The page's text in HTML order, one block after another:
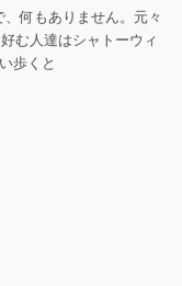
何もありません。元々
む人達はシャトーウィ
い歩くと